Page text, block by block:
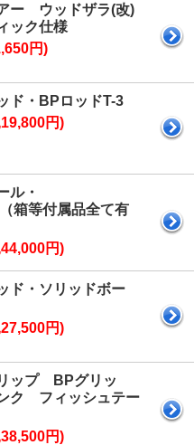
ー ウッドザラ(改)
ック仕様
円)
ド・BPロッドT-3
円)
ル・
箱等付属品全て有
円)
ド・ソリッドボー
円)
ップ BPグリッ
ク フィッシュテー
円)